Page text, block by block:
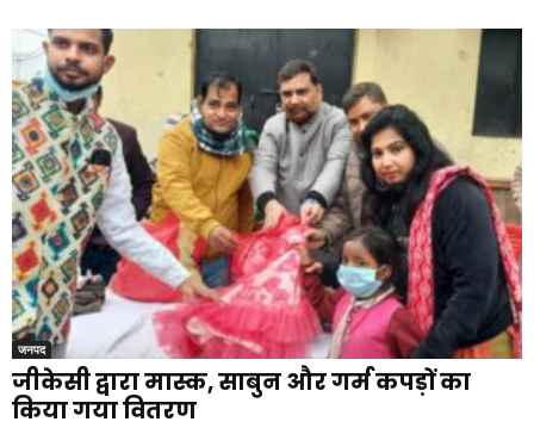
जनपद
जीकेसी द्वारा मास्क, साबुन और गर्म कपड़ों का
किया गया वितरण